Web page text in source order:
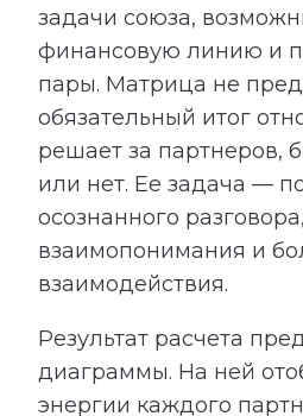
задачи союза,
финансовую линию и
пары. Матрица не
обязательный итог
решает за партнеров,
или нет. Ее задача —
осознанного разговора,
взаимопонимания и
взаимодействия.
Результат расчета
диаграммы. На ней
энергии каждого